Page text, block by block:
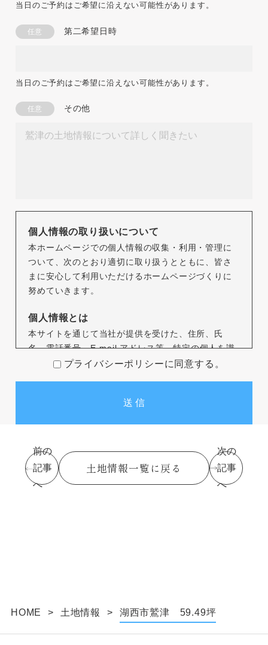
当日のご予約はご希望に沿えない可能性があります。
任意 第二希望日時
当日のご予約はご希望に沿えない可能性があります。
任意 その他
個人情報の取り扱いについて
本ホームページでの個人情報の収集・利用・管理に
ついて、次のとおり適切に取り扱うとともに、皆さ
まに安心して利用いただけるホームページづくりに
努めていきます。
個人情報とは
本サイトを通じて当社が提供を受けた、住所、氏
名、電話番号、E-mail アドレス等、特定の個人を識
別できる情報をいいます。
本サイトを通じて個人情報を収集する際は、利用者
し、明示いたします。
個人情報の収集は特定された利用目的を達成するた
めに必要な範囲内で行います。
含む業務を外部委託する場合は、契約書等により当
社と同等の個人情報の適正な管理を求めます。
プライバシーポリシーに同意する。
前の
記事
へ
土地情報一覧に戻る
次の
記事
へ
HOME > 土地情報 > 湖西市鷲津 59.49坪